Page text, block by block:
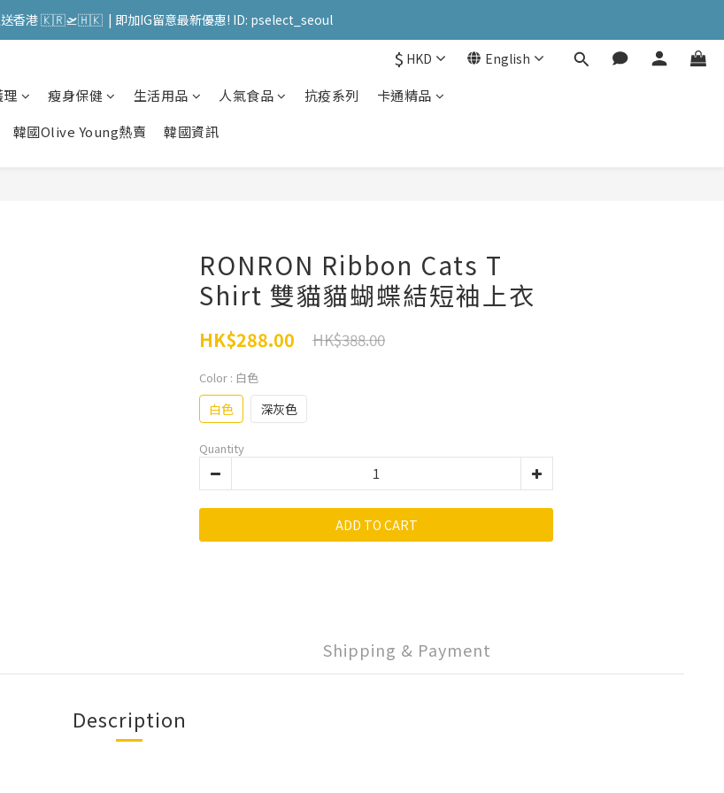
便智能櫃 免運費! (果汁/韓國被/直播商品除外) | FACEBOOK: PATC遊走泡菜國
送香港 🇰🇷🛫🇭🇰  | 即加IG留意最新優惠! ID: pselect_seoul
順便智能櫃 免運費! (果汁/韓國被/直播商品除外) | FACEBOOK: PATC遊走泡菜國
$ HKD English
理 瘦身保健 生活用品 人氣食品 抗疫系列
卡通精品
韓國Olive Young熱賣 韓國資訊
RONRON Ribbon Cats T
Shirt 雙貓貓蝴蝶結短袖上衣
HK$288.00 HK$388.00
Color : 白色
白色 深灰色
Quantity
ADD TO CART
Shipping & Payment
Description